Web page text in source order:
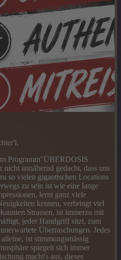
Programm"ÜBERDOSIS
annähernd gedacht, dass uns
so vielen gigantischen Locations
zu sein ist wie eine lange
lernt ganz viele
kennen, verbringt viel
Strassen, ist immerzu mit
jeder Handgriff sitzt, zum
Überraschungen. Jedes
ist stimmungsmässig
spiegelt sich immer
macht's aus, dieses